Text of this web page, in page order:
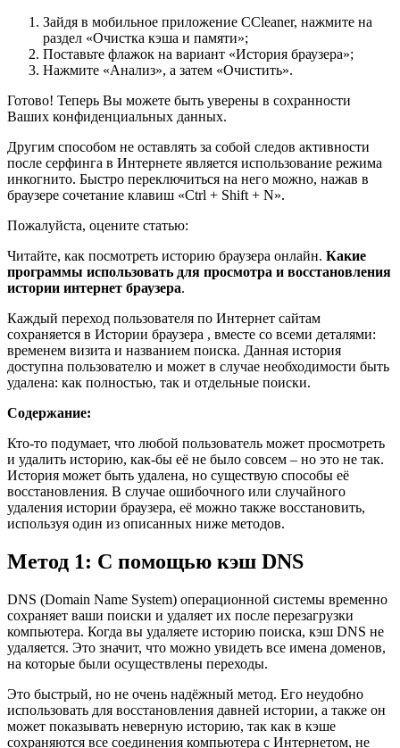
Зайдя в мобильное приложение CCleaner, нажмите на
раздел «Очистка кэша и памяти»;
Поставьте флажок на вариант «История браузера»;
Нажмите «Анализ», а затем «Очистить».
Готово! Теперь Вы можете быть уверены в сохранности
Ваших конфиденциальных данных.
Другим способом не оставлять за собой следов активности
после серфинга в Интернете является использование режима
инкогнито. Быстро переключиться на него можно, нажав в
браузере сочетание клавиш «Ctrl + Shift + N».
Пожалуйста, оцените статью:
Читайте, как посмотреть историю браузера онлайн. Какие
программы использовать для просмотра и восстановления
истории интернет браузера.
Каждый переход пользователя по Интернет сайтам
сохраняется в Истории браузера , вместе со всеми деталями:
временем визита и названием поиска. Данная история
доступна пользователю и может в случае необходимости быть
удалена: как полностью, так и отдельные поиски.
Содержание:
Кто-то подумает, что любой пользователь может просмотреть
и удалить историю, как-бы её не было совсем – но это не так.
История может быть удалена, но существую способы её
восстановления. В случае ошибочного или случайного
удаления истории браузера, её можно также восстановить,
используя один из описанных ниже методов.
Метод 1: С помощью кэш DNS
DNS (Domain Name System) операционной системы временно
сохраняет ваши поиски и удаляет их после перезагрузки
компьютера. Когда вы удаляете историю поиска, кэш DNS не
удаляется. Это значит, что можно увидеть все имена доменов,
на которые были осуществлены переходы.
Это быстрый, но не очень надёжный метод. Его неудобно
использовать для восстановления давней истории, а также он
может показывать неверную историю, так как в кэше
сохраняются все соединения компьютера с Интернетом, не